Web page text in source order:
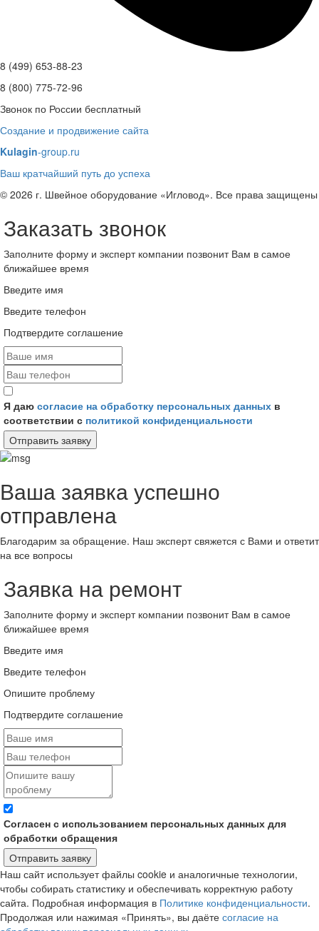
8 (499) 653-88-23
8 (800) 775-72-96
Звонок по России бесплатный
Создание и продвижение сайта
Kulagin-group.ru
Ваш кратчайший путь до успеха
© 2026 г. Швейное оборудование «Игловод». Все права защищены
Заказать звонок
Заполните форму и эксперт компании позвонит Вам в самое
ближайшее время
Введите имя
Введите телефон
Подтвердите соглашение
Я даю согласие на обработку персональных данных в
соответствии с политикой конфиденциальности
Отправить заявку
Ваша заявка успешно
отправлена
Благодарим за обращение. Наш эксперт свяжется с Вами и ответит
на все вопросы
Заявка на ремонт
Заполните форму и эксперт компании позвонит Вам в самое
ближайшее время
Введите имя
Введите телефон
Опишите проблему
Подтвердите соглашение
Согласен с использованием персональных данных для
обработки обращения
Отправить заявку
Наш сайт использует файлы cookie и аналогичные технологии,
чтобы собирать статистику и обеспечивать корректную работу
сайта. Подробная информация в Политике конфиденциальности.
Продолжая или нажимая «Принять», вы даёте согласие на